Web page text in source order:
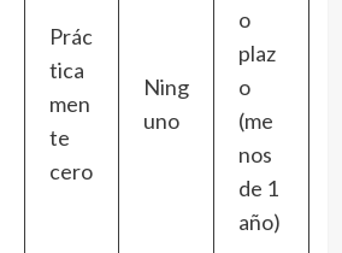
Prác
tica
men
te
cero
Ning
uno
o
plaz
o
(me
nos
de 1
año)